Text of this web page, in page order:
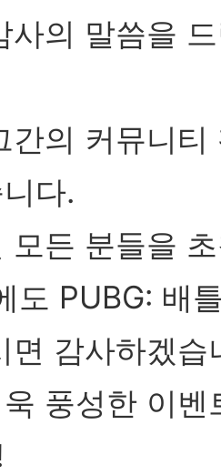
사의 말씀을
간의 커뮤니
다.
모든 분들을
도 PUBG: 배
면 감사하겠습
풍성한 이